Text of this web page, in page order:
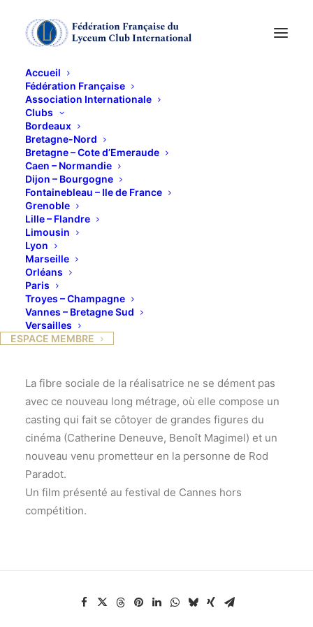
Accueil
Fédération Française
Association Internationale
Clubs
Bordeaux
Bretagne-Nord
Bretagne – Cote d’Emeraude
Caen – Normandie
Dijon – Bourgogne
Fontainebleau – Ile de France
Grenoble
Lille – Flandre
Limousin
Lyon
Marseille
Orléans
Paris
Troyes – Champagne
Vannes – Bretagne Sud
Versailles
ESPACE MEMBRE
« La tête haute » au
Méliès
Voici la sélection cinéma de Jocelyne et Michèle :
Le film raconte le parcours éducatif de Malony, de
ses six ans à ses dix-huit ans, qu’une juge des
enfants et un éducateur tentent inlassablement de
La fibre sociale de la réalisatrice ne se dément pas
avec ce nouveau long métrage, où elle compose un
casting qui fait se côtoyer de grandes figures du
cinéma (Catherine Deneuve, Benoît Magimel) et un
nouveau venu prometteur en la personne de Rod
Paradot.
Un film présenté au festival de Cannes hors
compétition.